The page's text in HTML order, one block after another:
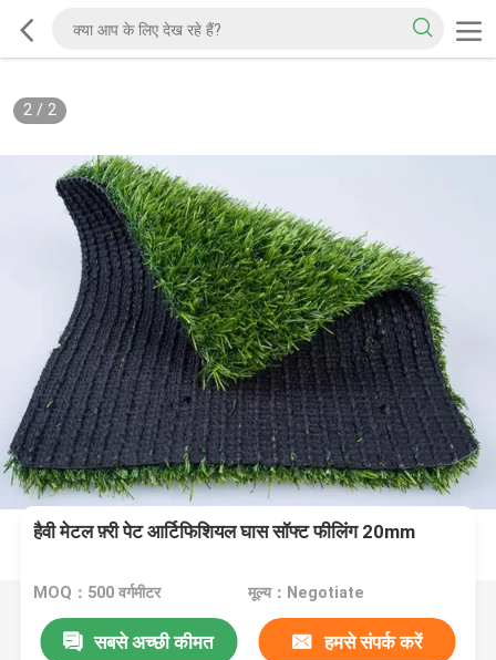
2/ 2
हैवी मेटल फ़्री पेट आर्टिफिशियल घास सॉफ्ट फीलिंग 20mm
MOQ：500 वर्गमीटर मूल्य：Negotiate
सबसे अच्छी कीमत हमसे संपर्क करें